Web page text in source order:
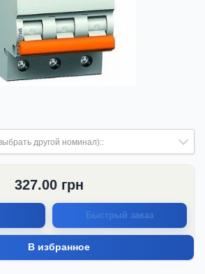
другой номинал)::
327.00грн
Быстрый заказ
В избранное